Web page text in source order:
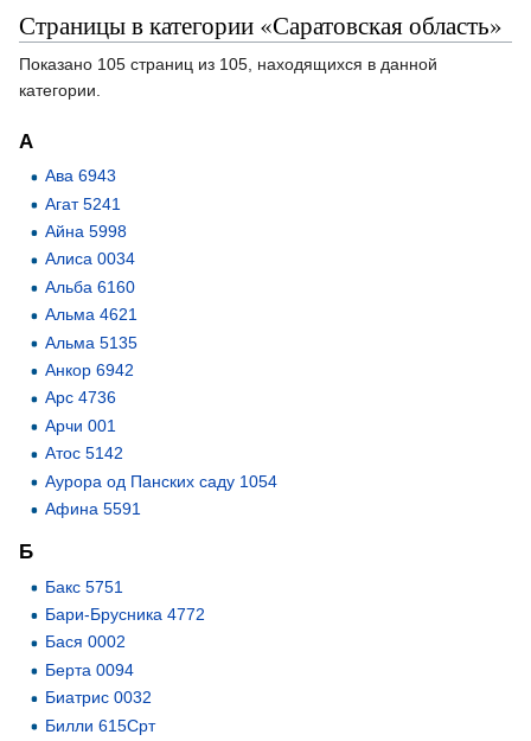
Страницы в категории «Саратовская область»
Показано 105 страниц из 105, находящихся в данной
категории.
А
Ава 6943
Агат 5241
Айна 5998
Алиса 0034
Альба 6160
Альма 4621
Альма 5135
Анкор 6942
Арс 4736
Арчи 001
Атос 5142
Аурора од Панских саду 1054
Афина 5591
Б
Бакс 5751
Бари-Брусника 4772
Бася 0002
Берта 0094
Биатрис 0032
Билли 615Срт